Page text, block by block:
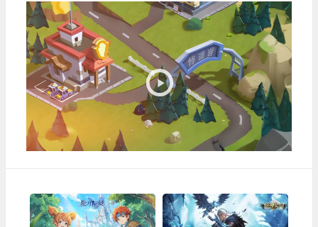
视
频
播
放
器